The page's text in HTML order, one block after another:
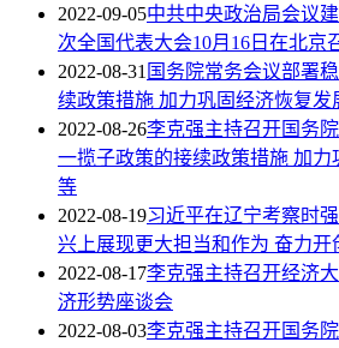
2022-09-05中共中央政治局会议
次全国代表大会10月16日在北京
2022-08-31 国务院常务会议部署
续政策措施 加力巩固经济恢复发
2022-08-26李克强主持召开国务
一揽子政策的接续政策措施 加力
等
2022-08-19习近平在辽宁考察时
兴上展现更大担当和作为 奋力开
2022-08-17李克强主持召开经济
济形势座谈会
2022-08-03李克强主持召开国务